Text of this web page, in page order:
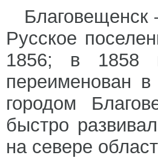
Благовещенск
Русское
1856; в 1858
переименован
городом
быстро
на севере